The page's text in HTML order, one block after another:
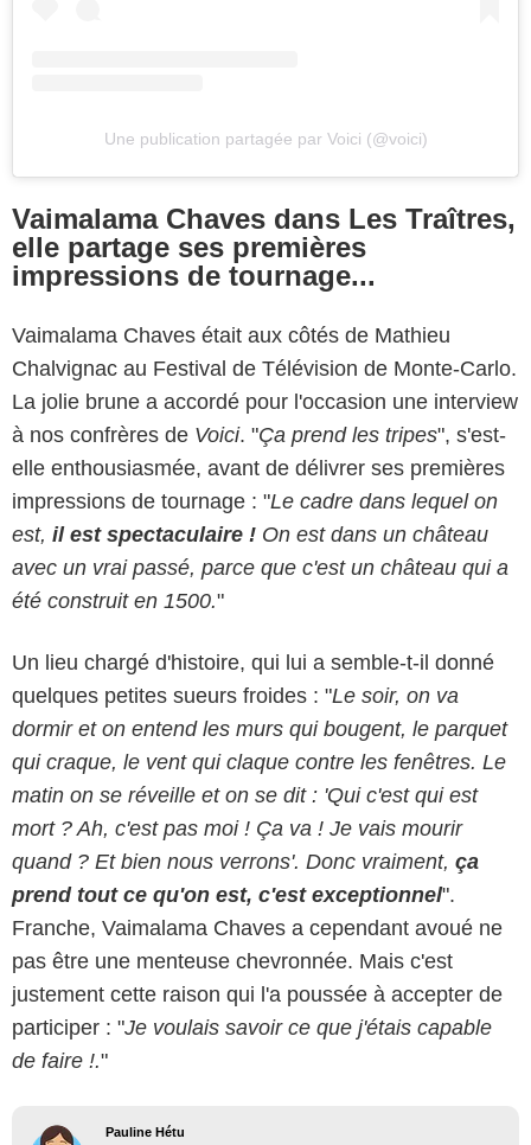
Une publication partagée par Voici (@voici)
Vaimalama Chaves dans Les Traîtres,
elle partage ses premières
impressions de tournage...
Vaimalama Chaves était aux côtés de Mathieu
Chalvignac au Festival de Télévision de Monte-Carlo.
La jolie brune a accordé pour l'occasion une interview
à nos confrères de Voici. "Ça prend les tripes", s'est-
elle enthousiasmée, avant de délivrer ses premières
impressions de tournage : "Le cadre dans lequel on
est, il est spectaculaire ! On est dans un château
avec un vrai passé, parce que c'est un château qui a
été construit en 1500."
Un lieu chargé d'histoire, qui lui a semble-t-il donné
quelques petites sueurs froides : "Le soir, on va
dormir et on entend les murs qui bougent, le parquet
qui craque, le vent qui claque contre les fenêtres. Le
matin on se réveille et on se dit : 'Qui c'est qui est
mort ? Ah, c'est pas moi ! Ça va ! Je vais mourir
quand ? Et bien nous verrons'. Donc vraiment, ça
prend tout ce qu'on est, c'est exceptionnel".
Franche, Vaimalama Chaves a cependant avoué ne
pas être une menteuse chevronnée. Mais c'est
justement cette raison qui l'a poussée à accepter de
participer : "Je voulais savoir ce que j'étais capable
de faire !."
Pauline Hétu